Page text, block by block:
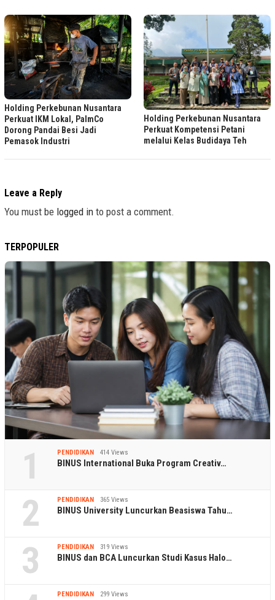
Holding Perkebunan Nusantara
Perkuat IKM Lokal, PalmCo
Dorong Pandai Besi Jadi
Pemasok Industri
Holding Perkebunan Nusantara
Perkuat Kompetensi Petani
melalui Kelas Budidaya Teh
Leave a Reply
You must be logged in to post a comment.
TERPOPULER
1 PENDIDIKAN 414 Views
BINUS International Buka Program Creativ…
2 PENDIDIKAN 365 Views
BINUS University Luncurkan Beasiswa Tahu…
3 PENDIDIKAN 319 Views
BINUS dan BCA Luncurkan Studi Kasus Halo…
PENDIDIKAN 299 Views